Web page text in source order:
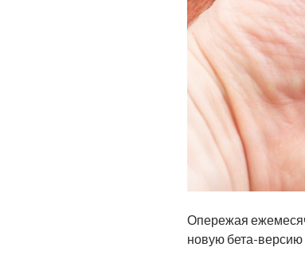
Опережая
новую бета-версию